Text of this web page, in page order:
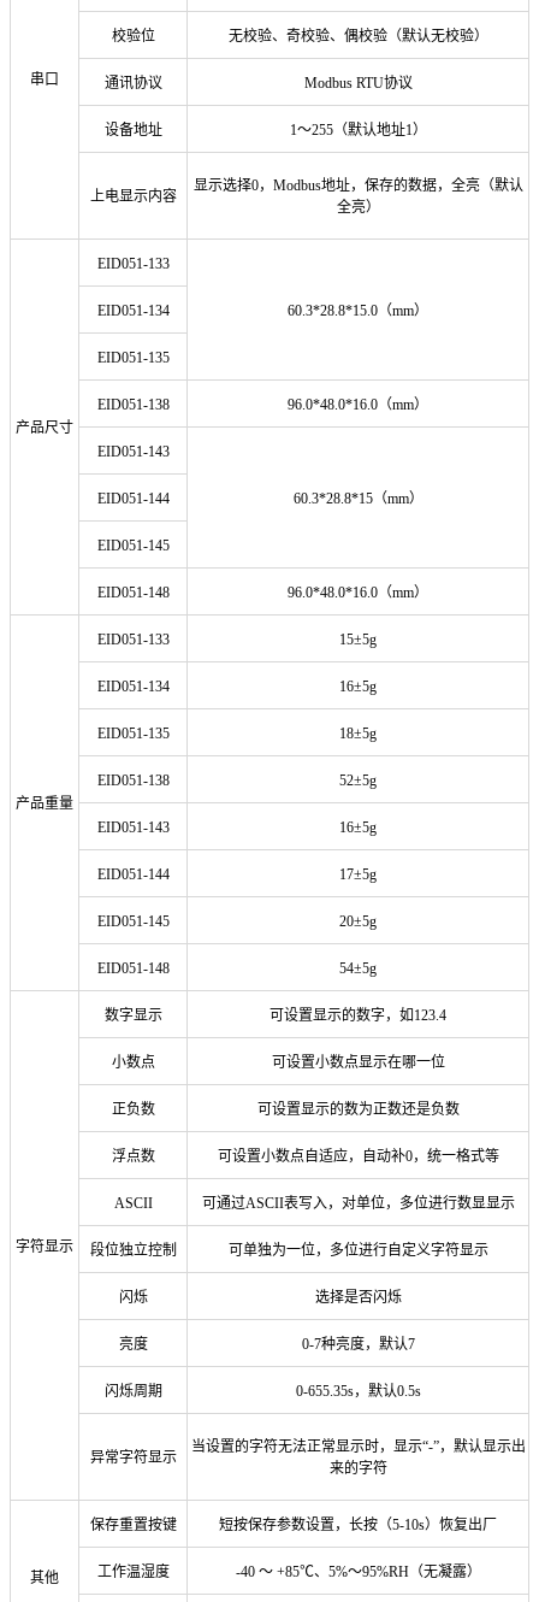
串口
校验位 无校验、奇校验、偶校验（默认无校验）
通讯协议 Modbus RTU协议
设备地址 1～255（默认地址1）
上电显示内容
显示选择0，Modbus地址，保存的数据，全亮（默认
全亮）
产品尺寸
EID051-133
60.3*28.8*15.0（mm）
EID051-134
EID051-135
EID051-138 96.0*48.0*16.0（mm）
EID051-143
60.3*28.8*15（mm）
EID051-144
EID051-145
EID051-148 96.0*48.0*16.0（mm）
产品重量
EID051-133 15±5g
EID051-134 16±5g
EID051-135 18±5g
EID051-138 52±5g
EID051-143 16±5g
EID051-144 17±5g
EID051-145 20±5g
EID051-148 54±5g
字符显示
数字显示 可设置显示的数字，如123.4
小数点 可设置小数点显示在哪一位
正负数 可设置显示的数为正数还是负数
浮点数 可设置小数点自适应，自动补0，统一格式等
ASCII 可通过ASCII表写入，对单位，多位进行数显显示
段位独立控制 可单独为一位，多位进行自定义字符显示
闪烁 选择是否闪烁
亮度 0-7种亮度，默认7
闪烁周期 0-655.35s，默认0.5s
异常字符显示
当设置的字符无法正常显示时，显示“-”，默认显示出
来的字符
其他
保存重置按键 短按保存参数设置，长按（5-10s）恢复出厂
工作温湿度 -40 ～ +85℃、5%～95%RH（无凝露）